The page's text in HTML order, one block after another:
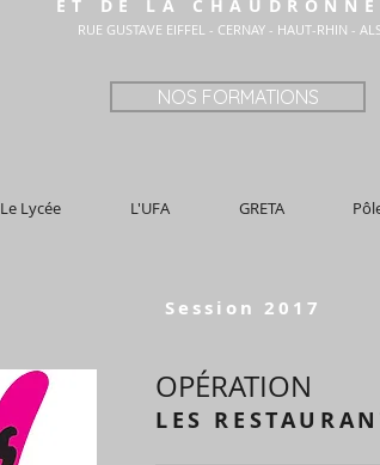
ET DE LA
RUE GUSTAVE EIFFEL - CERNAY - HAUT-RHIN -
NOS FORMATIONS
Le Lycée L'UFA GRETA
Session 2017
OPÉRATION
LES